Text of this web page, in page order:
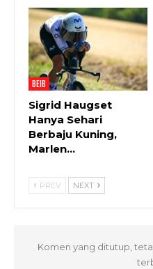
BEIB
Sigrid Haugset
Hanya Sehari
Berbaju Kuning,
Marlen…
PREV NEXT
Komen yang ditutup,